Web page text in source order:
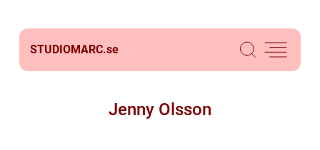
STUDIOMARC.se
Jenny Olsson